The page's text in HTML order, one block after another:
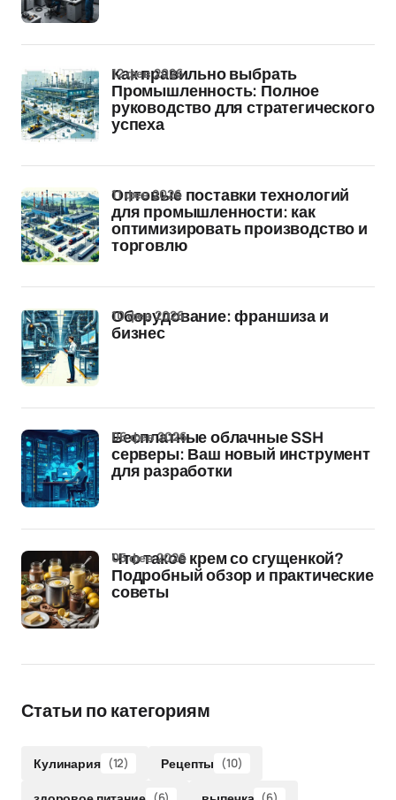
Как правильно выбрать
Промышленность: Полное
руководство для стратегического
успеха
12 фев 2026
Оптовые поставки технологий
для промышленности: как
оптимизировать производство и
торговлю
11 фев 2026
Оборудование: франшиза и
бизнес
10 фев 2026
Бесплатные облачные SSH
серверы: Ваш новый инструмент
для разработки
06 фев 2026
Что такое крем со сгущенкой?
Подробный обзор и практические
советы
05 фев 2026
Статьи по категориям
Кулинария (12) Рецепты (10)